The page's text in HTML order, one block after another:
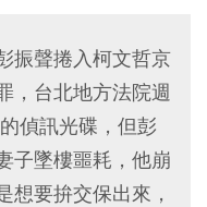
振聲捲入柯文哲京
，台北地方法院週
偵訊光碟，但彭
子墜樓噩耗，他崩
想要拚交保出來，